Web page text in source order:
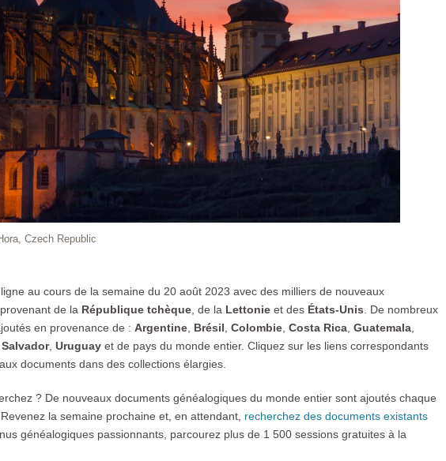
Czech Republic
au cours de la semaine du 20 août 2023 avec des milliers de nouveaux
de la République tchèque , de la Lettonie et des États-Unis . De nombreux
en provenance de : Argentine Brésil Colombie Costa Rica Guatemala
Salvador, Uruguay et de pays du monde entier. Cliquez sur les liens correspondants
documents dans des collections élargies.
? De nouveaux documents généalogiques du monde entier sont ajoutés chaque
la semaine prochaine et, en attendant, recherchez des documents existants
généalogiques passionnants, parcourez plus de 1 500 sessions gratuites à la